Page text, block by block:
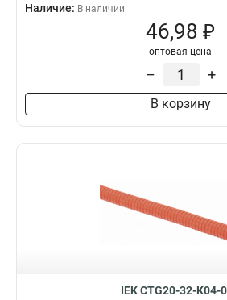
Наличие: В наличии
46,98 ₽
оптовая цена
– +
В корзину
IEK CTG20-32-K04-